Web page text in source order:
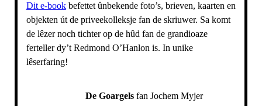
Dit e-bookbefettet ûnbekende foto’s, brieven, kaarten en
objekten út de priveekolleksje fan de skriuwer. Sa komt
de lêzer noch tichter op de hûd fan de grandioaze
ferteller dy’t Redmond O’Hanlon is. In unike
lêserfaring!
De Goargels fan Jochem Myjer